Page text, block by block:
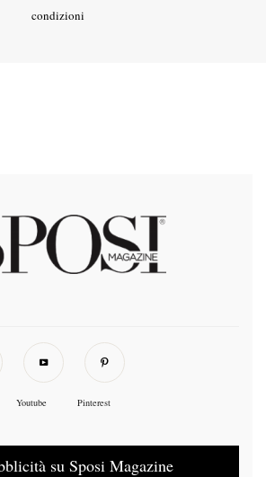
condizioni
Youtube Pinterest
su Sposi Magazine